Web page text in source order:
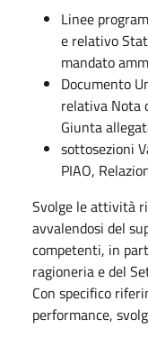
Linee
e relativo
mandato
Documento
relativa Nota
Giunta
sottosezioni
PIAO,
Svolge le attività
avvalendosi del
competenti, in
ragioneria e del
Con specifico
performance,